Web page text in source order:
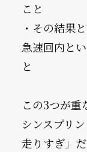
こと
・その結果
急速回内と
と
この3つが重
シンスプリ
走りすぎ」